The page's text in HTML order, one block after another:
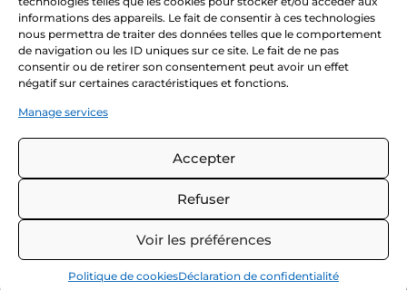
informations des appareils. Le fait de consentir à ces technologies
nous permettra de traiter des données telles que le comportement
de navigation ou les ID uniques sur ce site. Le fait de ne pas
consentir ou de retirer son consentement peut avoir un effet
négatif sur certaines caractéristiques et fonctions.
Manage services
Accepter
Refuser
Voir les préférences
Politique de cookiesDéclaration de confidentialité
Nous
contacter
Une question ?
N’hésitez pas à nous
contacter !